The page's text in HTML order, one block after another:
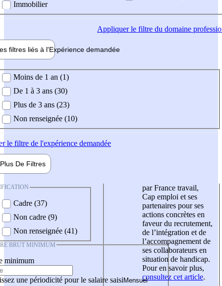
Immobilier
Appliquerle filtre du domaine
filtres liés à l'Expérience demandée
demandée
Moins de 1 an (1)
De 1 à 3 ans (30)
Plus de 3 ans (23)
Non renseignée (10)
le filtre de l'expérience demandée
Plus De Filtres
Cadre (37)
Non cadre (9)
Non renseignée (41)
BRUT MINIMUM
minimum
une périodicité pour le salaire saisi
par France travail,
Cap emploi et ses
partenaires pour ses
actions concrètes en
faveur du recrutement,
de l’intégration et de
l’accompagnement de
ses collaborateurs en
situation de handicap.
Pour en savoir plus,
consultez cet article.